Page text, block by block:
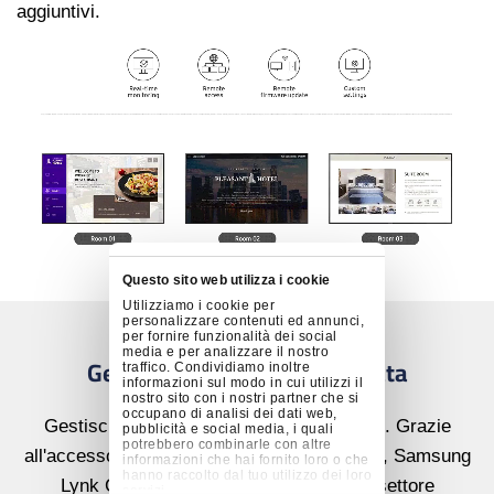
Questo sito web utilizza i cookie
Utilizziamo i cookie per
personalizzare contenuti ed annunci,
per fornire funzionalità dei social
media e per analizzare il nostro
traffico. Condividiamo inoltre
informazioni sul modo in cui utilizzi il
nostro sito con i nostri partner che si
occupano di analisi dei dati web,
pubblicità e social media, i quali
potrebbero combinarle con altre
informazioni che hai fornito loro o che
hanno raccolto dal tuo utilizzo dei loro
servizi.
aggiuntivi.
Gestione remota centralizzata
Gestisci più proprietà da qualunque luogo. Grazie
all'accesso online e al supporto di più utenti, Samsung
Lynk Cloud è la soluzione ideale per il settore